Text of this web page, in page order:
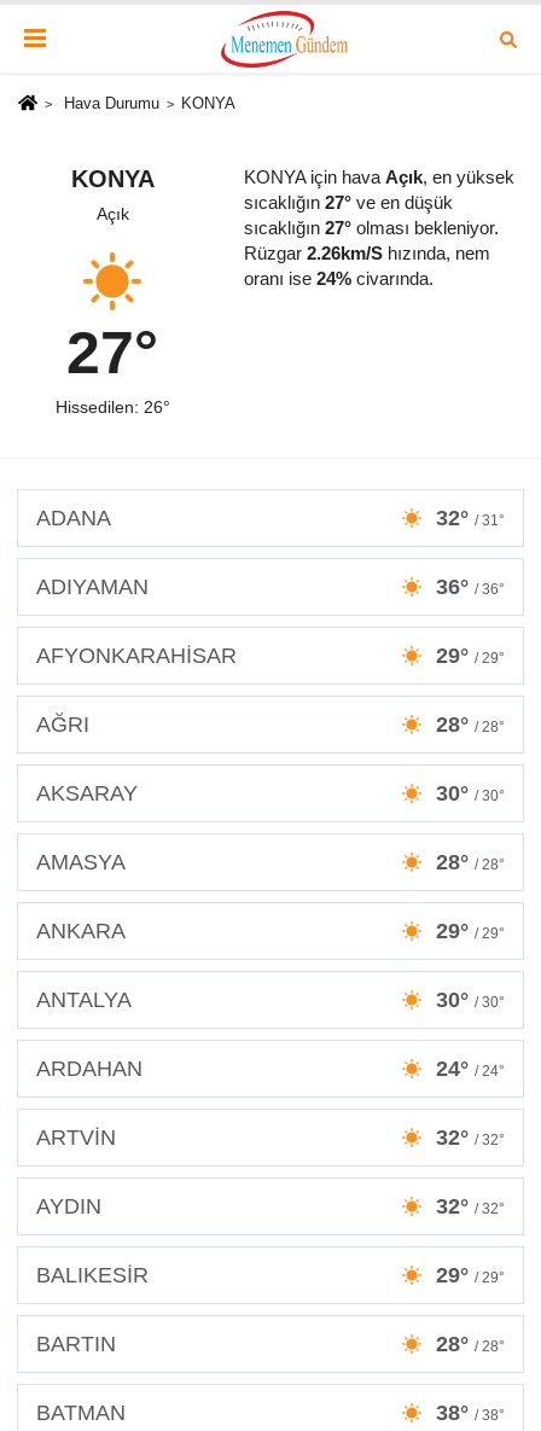
Hava Durumu KONYA
KONYA
Açık
27°
Hissedilen: 26°
KONYA için hava Açık, en yüksek
sıcaklığın 27°ve en düşük
sıcaklığın 27°olması bekleniyor.
Rüzgar 2.26km/Shızında, nem
oranı ise 24%civarında.
ADANA 32° / 31°
ADIYAMAN 36° / 36°
AFYONKARAHİSAR 29° / 29°
AĞRI 28° / 28°
AKSARAY 30° / 30°
AMASYA 28° / 28°
ANKARA 29° / 29°
ANTALYA 30° / 30°
ARDAHAN 24° / 24°
ARTVİN 32° / 32°
AYDIN 32° / 32°
BALIKESİR 29° / 29°
BARTIN 28° / 28°
BATMAN 38° / 38°